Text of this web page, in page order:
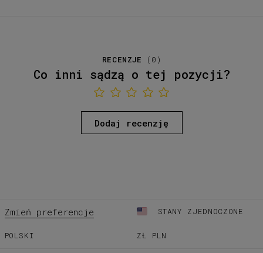
RECENZJE ( 0 )
Co inni sądzą o tej pozycji?
Dodaj recenzję
Zmień preferencje STANY ZJEDNOCZONE
POLSKI ZŁ PLN